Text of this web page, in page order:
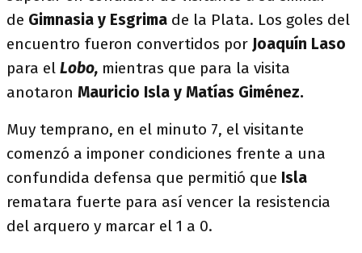
de Gimnasia y Esgrima de la Plata. Los goles del
encuentro fueron convertidos por Joaquín Laso
para el Lobo, mientras que para la visita
anotaron Mauricio Isla y Matías Giménez.
Muy temprano, en el minuto 7, el visitante
comenzó a imponer condiciones frente a una
confundida defensa que permitió que Isla
rematara fuerte para así vencer la resistencia
del arquero y marcar el 1 a 0.